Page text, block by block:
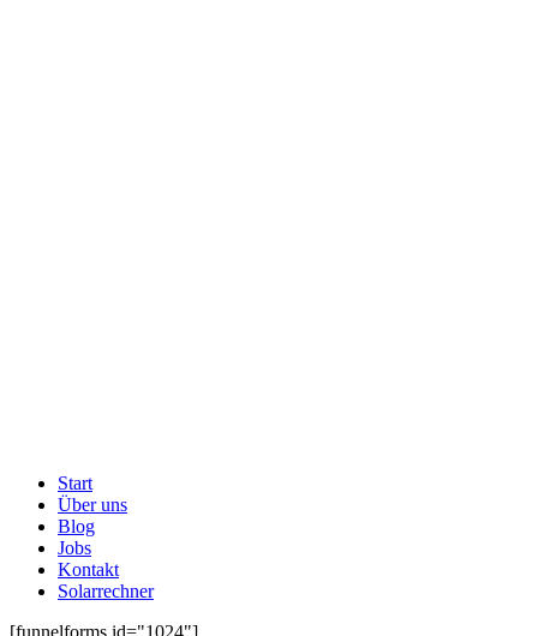
Start
Über uns
Blog
Jobs
Kontakt
Solarrechner
[funnelforms id="1024"]